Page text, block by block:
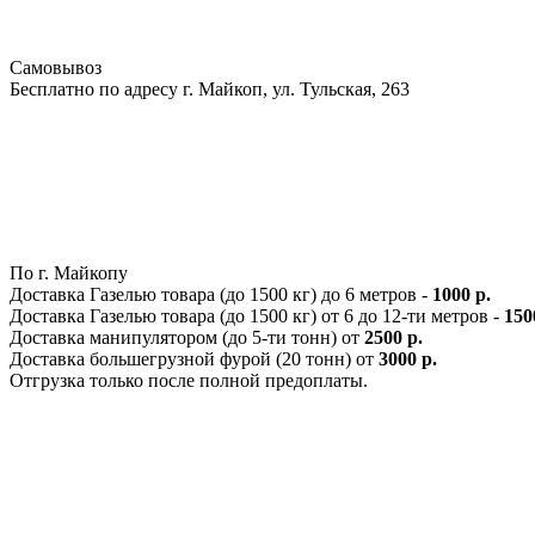
Самовывоз
Бесплатно по адресу г. Майкоп, ул. Тульская, 263
По г. Майкопу
Доставка Газелью товара (до 1500 кг) до 6 метров - 1000 р.
Доставка Газелью товара (до 1500 кг) от 6 до 12-ти метров -
Доставка манипулятором (до 5-ти тонн) от 2500 р.
Доставка большегрузной фурой (20 тонн) от 3000 р.
Отгрузка только после полной предоплаты.